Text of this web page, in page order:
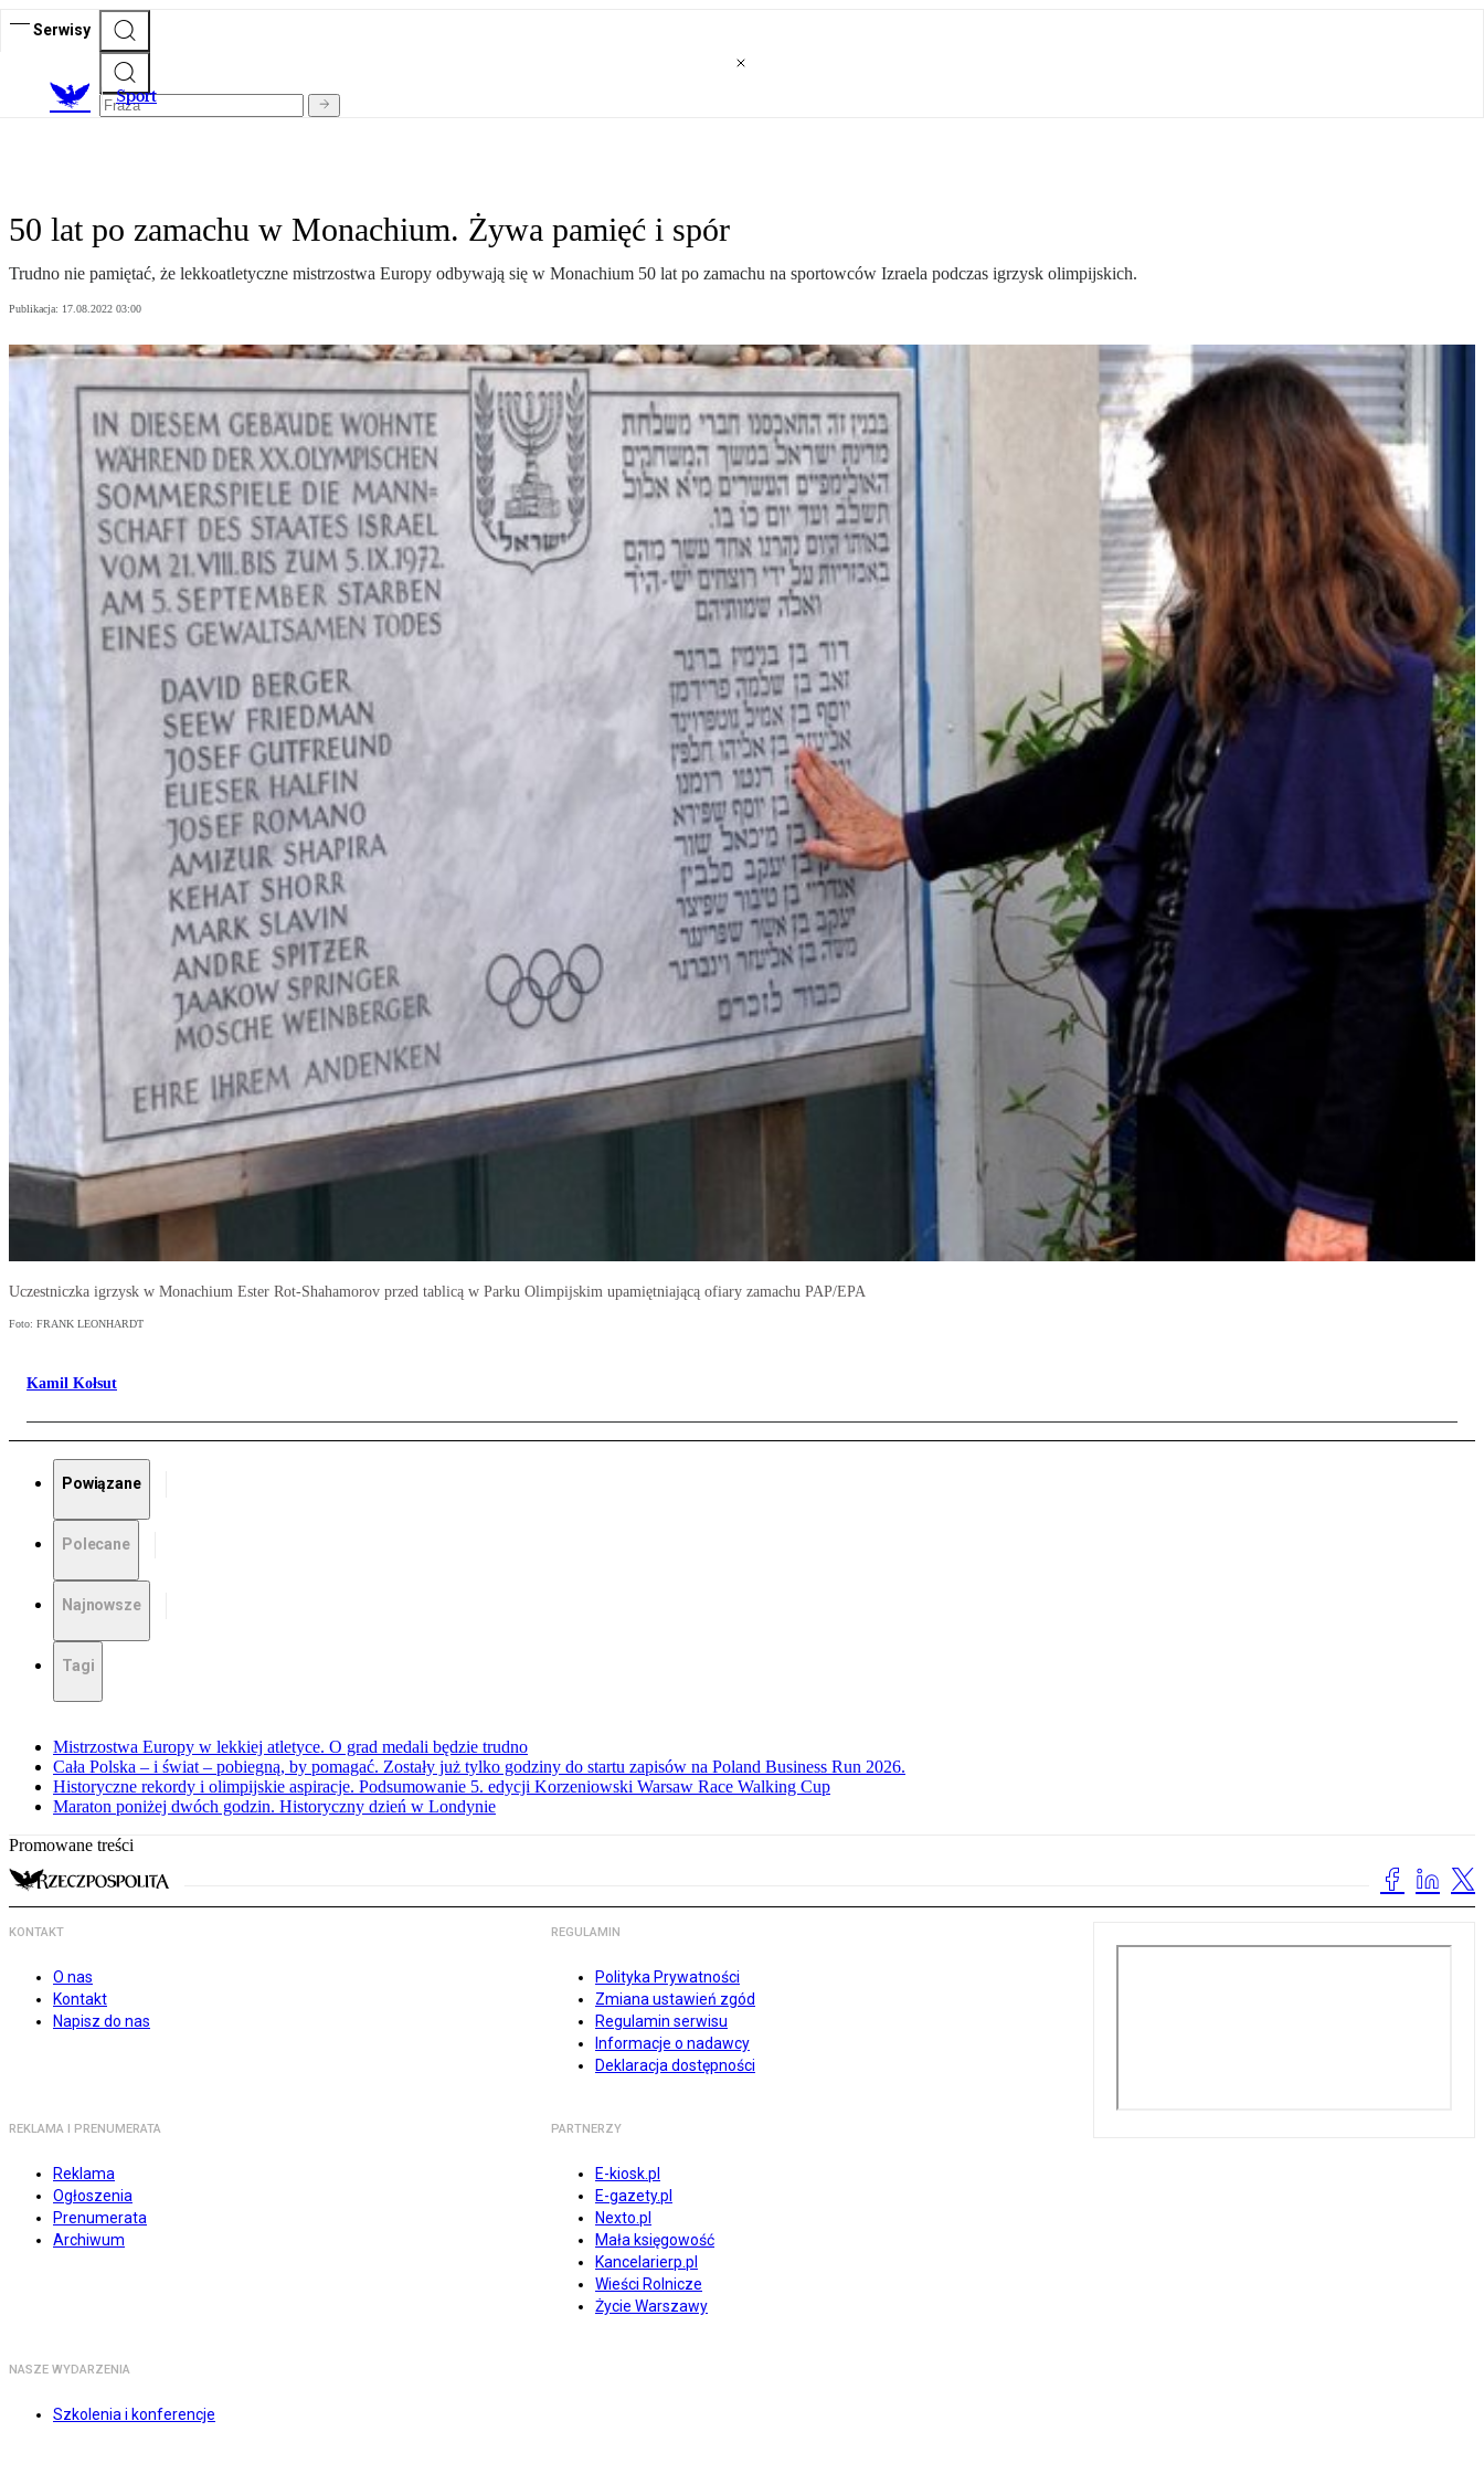
Serwisy
Sport
50 lat po zamachu w Monachium. Żywa pamięć i spór
Trudno nie pamiętać, że lekkoatletyczne mistrzostwa Europy odbywają się w Monachium 50 lat po zamachu na sportowców Izraela podczas igrzysk olimpijskich.
Publikacja: 17.08.2022 03:00
Uczestniczka igrzysk w Monachium Ester Rot-Shahamorov przed tablicą w Parku Olimpijskim upamiętniającą ofiary zamachu PAP/EPA
Foto: FRANK LEONHARDT
Kamil Kołsut
Powiązane
Polecane
Najnowsze
Tagi
Mistrzostwa Europy w lekkiej atletyce. O grad medali będzie trudno
Cała Polska – i świat – pobiegną, by pomagać. Zostały już tylko godziny do startu zapisów na Poland Business Run 2026.
Historyczne rekordy i olimpijskie aspiracje. Podsumowanie 5. edycji Korzeniowski Warsaw Race Walking Cup
Maraton poniżej dwóch godzin. Historyczny dzień w Londynie
Promowane treści
KONTAKT
O nas
Kontakt
Napisz do nas
REGULAMIN
Polityka Prywatności
Zmiana ustawień zgód
Regulamin serwisu
Informacje o nadawcy
Deklaracja dostępności
REKLAMA I PRENUMERATA
Reklama
Ogłoszenia
Prenumerata
Archiwum
PARTNERZY
E-kiosk.pl
E-gazety.pl
Nexto.pl
Mała księgowość
Kancelarierp.pl
Wieści Rolnicze
Życie Warszawy
NASZE WYDARZENIA
Szkolenia i konferencje